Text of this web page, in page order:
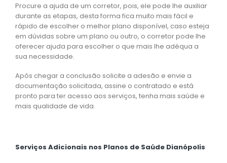
Procure a ajuda de um corretor, pois, ele pode lhe auxiliar
durante as etapas, desta forma fica muito mais fácil e
rápido de escolher o melhor plano disponível, caso esteja
em dúvidas sobre um plano ou outro, o corretor pode lhe
oferecer ajuda para escolher o que mais lhe adéqua a
sua necessidade.
Após chegar a conclusão solicite a adesão e envie a
documentação solicitada, assine o contratado e está
pronto para ter acesso aos serviços, tenha mais saúde e
mais qualidade de vida.
Serviços Adicionais nos Planos de Saúde Dianópolis